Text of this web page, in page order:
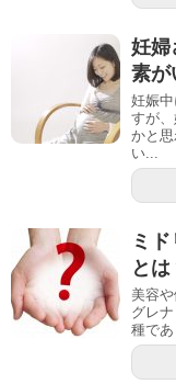
妊婦
素が
妊娠
すが
かと
い...
ミ
とは
美容
グレ
種で